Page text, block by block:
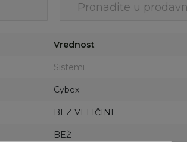
Pronađite u
Vrednost
Sistemi
Cybex
BEZ VELIČINE
BEŽ